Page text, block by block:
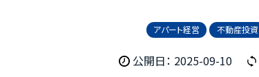
アパート経営 不動産投資
公開日： 2025-09-10